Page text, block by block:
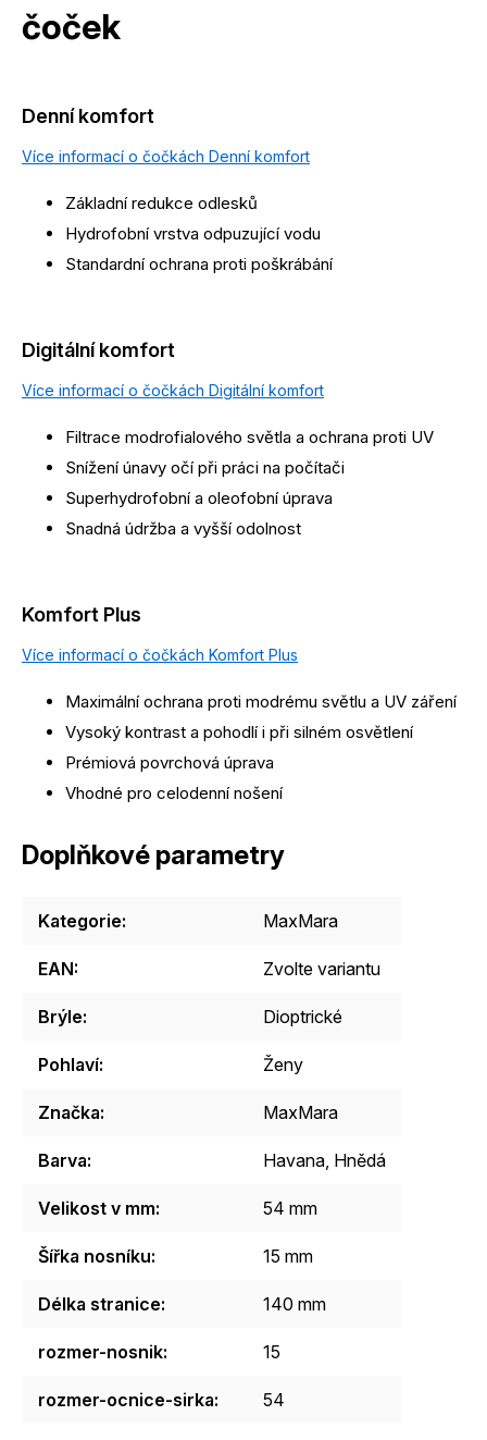
čoček
Denní komfort
Více informací o čočkách Denní komfort
Základní redukce odlesků
Hydrofobní vrstva odpuzující vodu
Standardní ochrana proti poškrábání
Digitální komfort
Více informací o čočkách Digitální komfort
Filtrace modrofialového světla a ochrana proti UV
Snížení únavy očí při práci na počítači
Superhydrofobní a oleofobní úprava
Snadná údržba a vyšší odolnost
Komfort Plus
Více informací o čočkách Komfort Plus
Maximální ochrana proti modrému světlu a UV záření
Vysoký kontrast a pohodlí i při silném osvětlení
Prémiová povrchová úprava
Vhodné pro celodenní nošení
Doplňkové parametry
Kategorie: MaxMara
EAN: Zvolte variantu
Brýle: Dioptrické
Pohlaví: Ženy
Značka: MaxMara
Barva: Havana Hnědá
Velikost v mm: 54 mm
Šířka nosníku: 15 mm
Délka stranice: 140 mm
rozmer-nosnik: 15
rozmer-ocnice-sirka: 54